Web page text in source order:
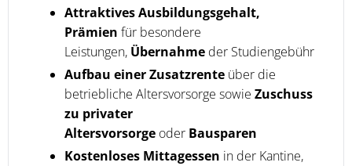
Attraktives Ausbildungsgehalt,
Prämien für besondere
Leistungen, Übernahme der Studiengebühr
Aufbau einer Zusatzrente über die
betriebliche Altersvorsorge sowie Zuschuss
zu privater
Altersvorsorge oder Bausparen
Kostenloses Mittagessen in der Kantine,